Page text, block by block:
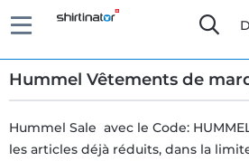
Hummel Vêtements de
Livraison
Hummel Sale avec le Code:
les articles déjà réduits, dans la